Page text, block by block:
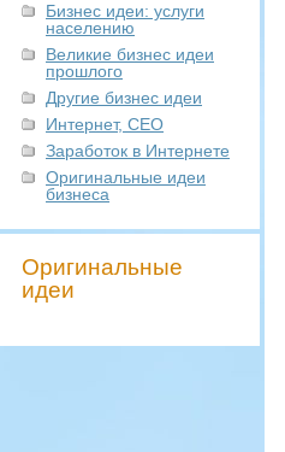
Бизнес идеи: услуги
населению
Великие бизнес идеи
прошлого
Другие бизнес идеи
Интернет, СЕО
Заработок в Интернете
Оригинальные идеи
бизнеса
Оригинальные
идеи